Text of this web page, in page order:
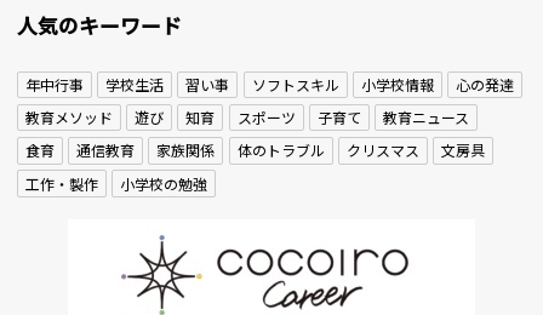
人気のキーワード
年中行事 学校生活 習い事 ソフトスキル 小学校情報
心の発達
教育メソッド
遊び 知育 スポーツ 子育て
教育ニュース
食育
通信教育 家族関係 体のトラブル クリスマス
文房具
工作・製作
小学校の勉強